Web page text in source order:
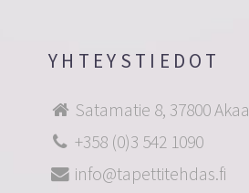
YHTEYSTIEDOT
Satamatie 8, 37800 Akaa
+358 (0)3 542 1090
info@tapettitehdas.fi